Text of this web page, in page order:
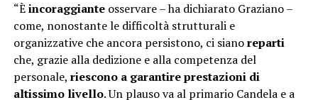
“Èincoraggianteosservare – ha dichiarato Graziano –
come, nonostante le difficoltà strutturali e
organizzative che ancora persistono, ci sianoreparti
che, grazie alla dedizione e alla competenza del
personale, riescono a garantire prestazioni di
altissimo livello. Un plauso va al primario Candela e a